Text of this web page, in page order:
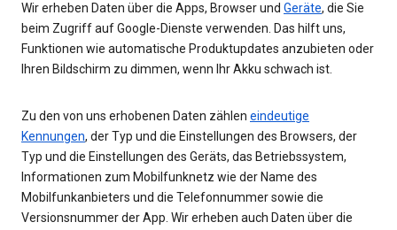
Wir erheben Daten über die Apps, Browser und Geräte, die Sie
beim Zugriff auf Google-Dienste verwenden. Das hilft uns,
Funktionen wie automatische Produktupdates anzubieten oder
Ihren Bildschirm zu dimmen, wenn Ihr Akku schwach ist.
Zu den von uns erhobenen Daten zählen eindeutige
Kennungen, der Typ und die Einstellungen des Browsers, der
Typ und die Einstellungen des Geräts, das Betriebssystem,
Informationen zum Mobilfunknetz wie der Name des
Mobilfunkanbieters und die Telefonnummer sowie die
Versionsnummer der App. Wir erheben auch Daten über die